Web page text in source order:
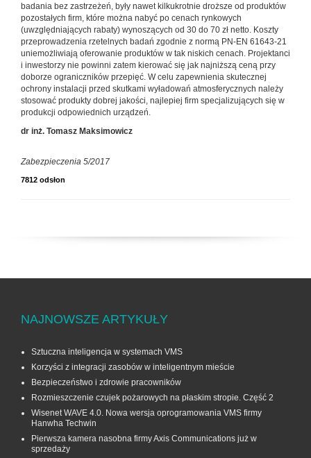
badania bez zastrzeżeń, były nawet kilkukrotnie droższe od produktów
pozostałych firm, które można nabyć po cenach rynkowych
(uwzględniających rabaty) wynoszących od 30 do 70 zł netto. Koszty
przeprowadzenia rzetelnych badań zgodnie z normą PN-EN 61643-21
uniemożliwiają oferowanie produktów w tak niskich cenach. Projektanci
i inwestorzy nie powinni zatem kierować się jak najniższą ceną przy
doborze ograniczników przepięć. W celu zapewnienia skutecznej
ochrony instalacji przed skutkami wyładowań atmosferycznych należy
stosować produkty dobrej jakości, najlepiej firm specjalizujących się w
produkcji odpowiednich urządzeń.
dr inż. Tomasz Maksimowicz
Zabezpieczenia 5/2017
7812 odsłon
NAJNOWSZE ARTYKUŁY
Sztuczna inteligencja w systemach VMS
Korzyści z integracji zasobów w inteligentnym mieście
Bezpieczeństwo i zdrowie pracowników
Rozmieszczenie czujek pożarowych na płaskim stropie. Część 2
Wisenet WAVE 4.0. Nowa wersja oprogramowania VMS firmy
Hanwha Techwin
Pierwsza kamera nasobna firmy Axis Communications już w
sprzedaży